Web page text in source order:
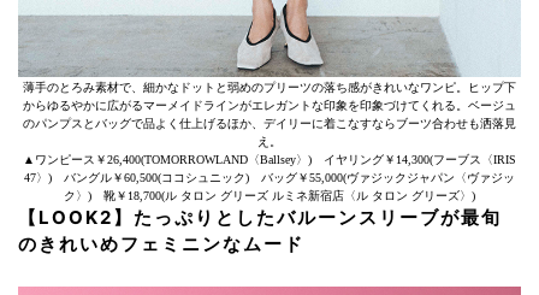
薄手のとろみ素材で、細かなドットと弱めのプリーツの落ち感がきれいなワンピ。ヒップ下
からゆるやかに広がるマーメイドラインがエレガントな印象を印象づけてくれる。ベージュ
のパンプスとバッグで品よく仕上げるほか、デイリーに着こなすならブーツ合わせも洒落見
え。
▲ワンピース￥26,400(TOMORROWLAND〈Ballsey〉) イヤリング￥14,300(フーブス〈IRIS
47〉) バングル￥60,500(ココシュニック) バッグ￥55,000(ヴァジックジャパン〈ヴァジッ
ク〉) 靴￥18,700(ル タロン グリーズ ルミネ新宿店〈ル タロン グリーズ〉)
【LOOK2】たっぷりとしたバルーンスリーブが最旬
のきれいめフェミニンなムード